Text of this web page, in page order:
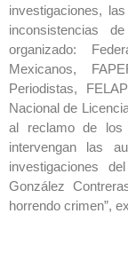
investigaciones,
inconsistencias
organizado:
Mexicanos,
Periodistas,
Nacional de
al reclamo de los
intervengan las
investigaciones
González
horrendo crimen”,